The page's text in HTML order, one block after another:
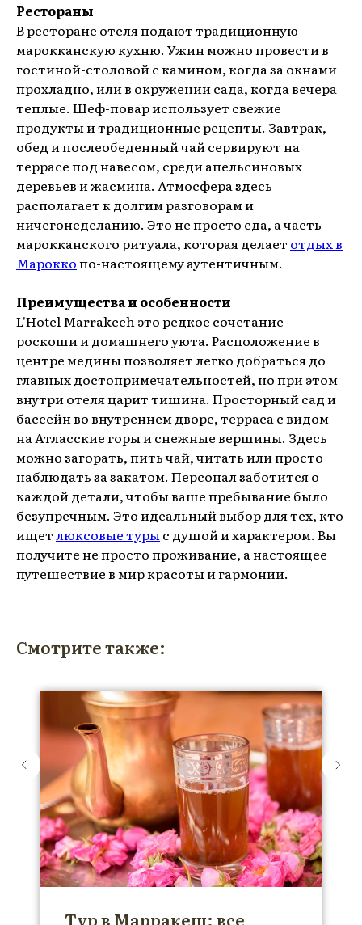
Рестораны
В ресторане отеля подают традиционную
марокканскую кухню. Ужин можно провести в
гостиной-столовой с камином, когда за окнами
прохладно, или в окружении сада, когда вечера
теплые. Шеф-повар использует свежие
продукты и традиционные рецепты. Завтрак,
обед и послеобеденный чай сервируют на
террасе под навесом, среди апельсиновых
деревьев и жасмина. Атмосфера здесь
располагает к долгим разговорам и
ничегонеделанию. Это не просто еда, а часть
марокканского ритуала, которая делает отдых в
Мароккопо-настоящему аутентичным.
Преимущества и особенности
L'Hotel Marrakech это редкое сочетание
роскоши и домашнего уюта. Расположение в
центре медины позволяет легко добраться до
главных достопримечательностей, но при этом
внутри отеля царит тишина. Просторный сад и
бассейн во внутреннем дворе, терраса с видом
на Атласские горы и снежные вершины. Здесь
можно загорать, пить чай, читать или просто
наблюдать за закатом. Персонал заботится о
каждой детали, чтобы ваше пребывание было
безупречным. Это идеальный выбор для тех, кто
ищетлюксовые турыс душой и характером. Вы
получите не просто проживание, а настоящее
путешествие в мир красоты и гармонии.
Смотрите также:
Тур в Марракеш: все